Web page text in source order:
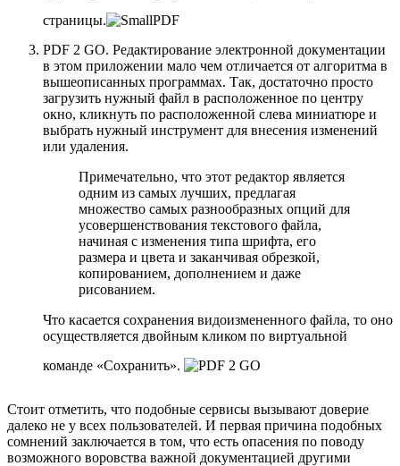
страницы.
PDF 2 GO. Редактирование электронной документации
в этом приложении мало чем отличается от алгоритма в
вышеописанных программах. Так, достаточно просто
загрузить нужный файл в расположенное по центру
окно, кликнуть по расположенной слева миниатюре и
выбрать нужный инструмент для внесения изменений
или удаления.
Примечательно, что этот редактор является
одним из самых лучших, предлагая
множество самых разнообразных опций для
усовершенствования текстового файла,
начиная с изменения типа шрифта, его
размера и цвета и заканчивая обрезкой,
копированием, дополнением и даже
рисованием.
Что касается сохранения видоизмененного файла, то оно
осуществляется двойным кликом по виртуальной
команде «Сохранить».
Стоит отметить, что подобные сервисы вызывают доверие
далеко не у всех пользователей. И первая причина подобных
сомнений заключается в том, что есть опасения по поводу
возможного воровства важной документацией другими